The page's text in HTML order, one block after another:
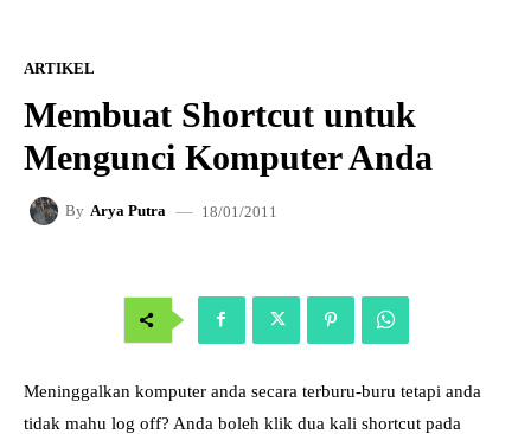
ARTIKEL
Membuat Shortcut untuk
Mengunci Komputer Anda
By Arya Putra 18/01/2011
Meninggalkan komputer anda secara terburu-buru tetapi anda
tidak mahu log off? Anda boleh klik dua kali shortcut pada